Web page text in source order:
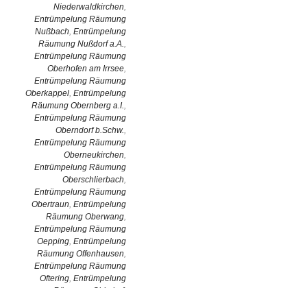
Niederwaldkirchen,
Entrümpelung Räumung
Nußbach, Entrümpelung
Räumung Nußdorf a.A.,
Entrümpelung Räumung
Oberhofen am Irrsee,
Entrümpelung Räumung
Oberkappel, Entrümpelung
Räumung Obernberg a.I.,
Entrümpelung Räumung
Oberndorf b.Schw.,
Entrümpelung Räumung
Oberneukirchen,
Entrümpelung Räumung
Oberschlierbach,
Entrümpelung Räumung
Obertraun, Entrümpelung
Räumung Oberwang,
Entrümpelung Räumung
Oepping, Entrümpelung
Räumung Offenhausen,
Entrümpelung Räumung
Oftering, Entrümpelung